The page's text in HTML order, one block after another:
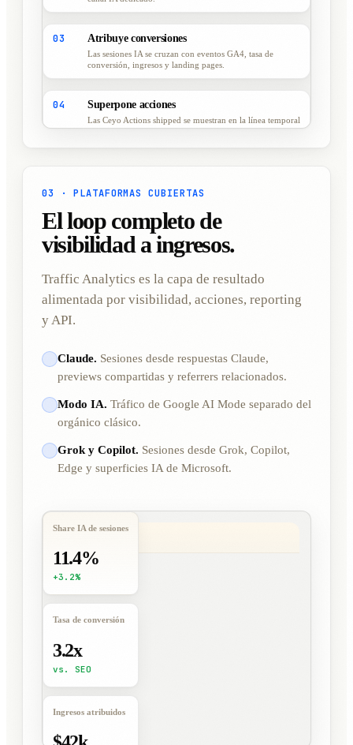
03 Atribuye conversiones
Las sesiones IA se cruzan con eventos GA4, tasa de
conversión, ingresos y landing pages.
04 Superpone acciones
Las Ceyo Actions shipped se muestran en la línea temporal
para medir lift tras el lanzamiento.
03 · PLATAFORMAS CUBIERTAS
El loop completo de
visibilidad a ingresos.
Traffic Analytics es la capa de resultado
alimentada por visibilidad, acciones, reporting
y API.
Claude. Sesiones desde respuestas Claude,
previews compartidas y referrers relacionados.
Modo IA. Tráfico de Google AI Mode separado del
orgánico clásico.
Grok y Copilot. Sesiones desde Grok, Copilot,
Edge y superficies IA de Microsoft.
Share IA de sesiones
11.4%
+3.2%
Tasa de conversión
3.2x
vs. SEO
Ingresos atribuidos